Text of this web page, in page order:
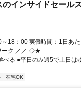
インサイドセール
18：00 実働時間：1日あ
ワーク ／／
べる ●平日のみ週5で土日は
在宅OK